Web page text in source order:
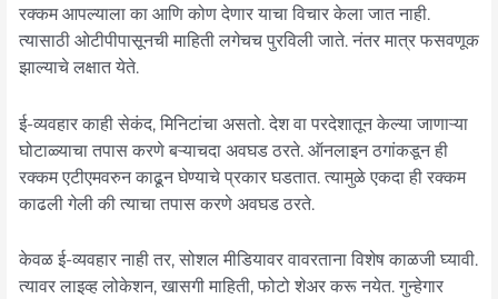
रक्कम आपल्याला का आणि कोण देणार याचा विचार केला जात नाही.
त्यासाठी ओटीपीपासूनची माहिती लगेचच पुरविली जाते. नंतर मात्र फसवणूक
झाल्याचे लक्षात येते.
ई-व्यवहार काही सेकंद, मिनिटांचा असतो. देश वा परदेशातून केल्या जाणाऱ्या
घोटाळ्याचा तपास करणे बऱ्याचदा अवघड ठरते. ऑनलाइन ठगांकडून ही
रक्कम एटीएमवरुन काढून घेण्याचे प्रकार घडतात. त्यामुळे एकदा ही रक्कम
काढली गेली की त्याचा तपास करणे अवघड ठरते.
केवळ ई-व्यवहार नाही तर, सोशल मीडियावर वावरताना विशेष काळजी घ्यावी.
त्यावर लाइव्ह लोकेशन, खासगी माहिती, फोटो शेअर करू नयेत. गुन्हेगार